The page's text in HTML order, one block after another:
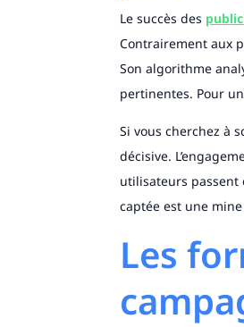
Le succès des
Contrairement aux
Son algorithme
pertinentes. Pour
Si vous cherchez à
décisive.
utilisateurs passent
captée est une
Les